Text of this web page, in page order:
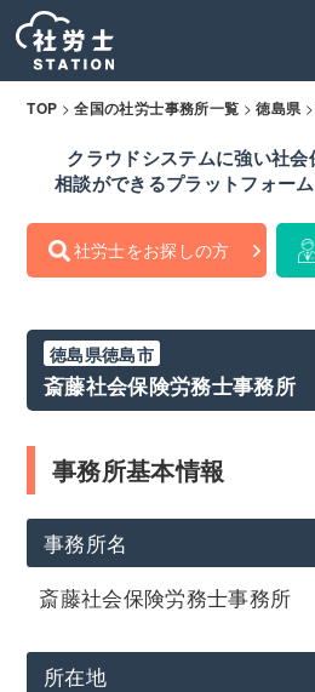
TOP >全国の社労士事務所一覧 >徳島県
クラウドシステムに強い社会
相談ができるプラットフォー
社労士をお探しの方
徳島県徳島市
斎藤社会保険労務士事務所
事務所基本情報
事務所名
斎藤社会保険労務士事務所
所在地